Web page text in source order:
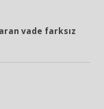
vade farksız